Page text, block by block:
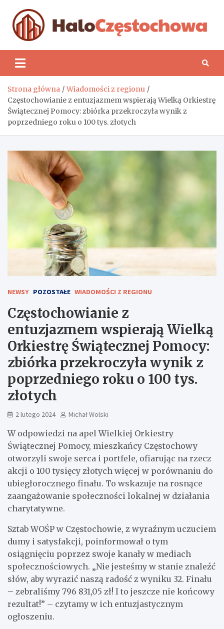
content
Strona główna
Wiadomości z regionu
Częstochowianie z entuzjazmem wspierają Wielką Orkiestrę
Świątecznej Pomocy: zbiórka przekroczyła wynik z
poprzedniego roku o 100 tys. złotych
NEWSY POZOSTAŁE WIADOMOŚCI Z REGIONU
Częstochowianie z
entuzjazmem wspierają Wielką
Orkiestrę Świątecznej Pomocy:
zbiórka przekroczyła wynik z
poprzedniego roku o 100 tys.
złotych
2 lutego 2024 Michał Wolski
W odpowiedzi na apel Wielkiej Orkiestry
Świątecznej Pomocy, mieszkańcy Częstochowy
otworzyli swoje serca i portfele, ofiarując na rzecz
akcji o 100 tysięcy złotych więcej w porównaniu do
ubiegłorocznego finału. To wskazuje na rosnące
zaangażowanie społeczności lokalnej w działania
charytatywne.
Sztab WOŚP w Częstochowie, z wyraźnym uczuciem
dumy i satysfakcji, poinformował o tym
osiągnięciu poprzez swoje kanały w mediach
społecznościowych. „Nie jesteśmy w stanie znaleźć
słów, aby wyrazić naszą radość z wyniku 32. Finału
– zebraliśmy 796 831,05 zł! I to jeszcze nie końcowy
rezultat!” – czytamy w ich entuzjastycznym
ogłoszeniu.